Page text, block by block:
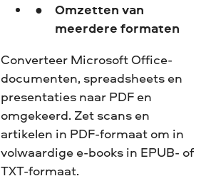
Omzetten van
meerdere formaten
Converteer Microsoft Office-
documenten, spreadsheets en
presentaties naar PDF en
omgekeerd. Zet scans en
artikelen in PDF-formaat om in
volwaardige e-books in EPUB- of
TXT-formaat.